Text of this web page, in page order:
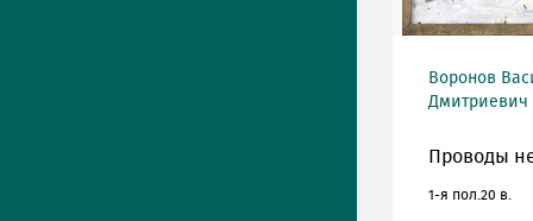
Воронов
Дмитриевич
Проводы
1-я пол.20 в.